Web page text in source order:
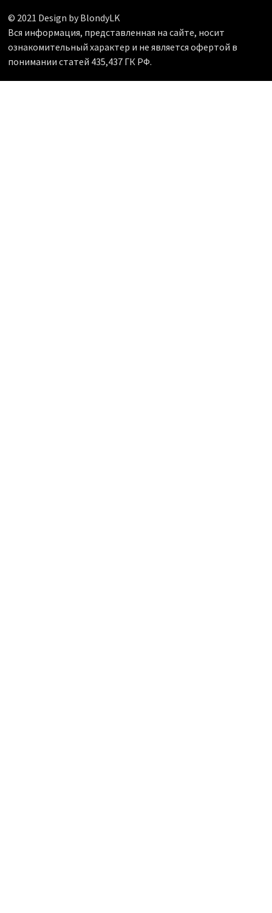
© 2021 Design by BlondyLK
Вся информация, представленная на сайте, носит
ознакомительный характер и не является офертой в
понимании статей 435,437 ГК РФ.